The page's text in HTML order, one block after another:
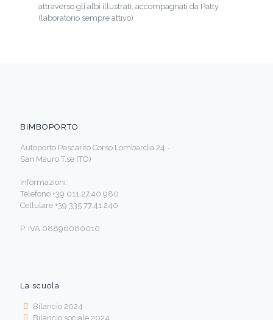
attraverso gli albi illustrati, accompagnati da Patty
(laboratorio sempre attivo)
BIMBOPORTO
Autoporto Pescarito Corso Lombardia 24 -
San Mauro T.se (TO)
Informazioni:
Telefono +39 011 27.40.980
Cellulare +39 335 77.41.240
P. IVA 08896080010
La scuola
Bilancio 2024
Bilancio sociale 2024